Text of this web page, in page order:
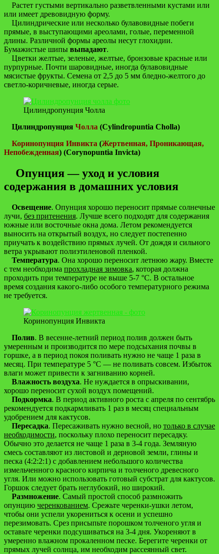
Растет густыми вертикально разветвленными кустами или
или имеет древовидную форму.
Цилиндрические или несколько булавовидные побеги
прямые, в выступающими ареолами, голые, переменной
длины. Различной формы ареолы несут глохидии.
Бумажистые шипы выпадают.
Цветки желтые, зеленые, желтые, бронзовые красные или
пурпурные. Почти шаровидные, иногда булавовидные
мясистые фрукты. Семена от 2,5 до 5 мм бледно-желтого до
светло-коричневые, иногда серые.
Цилиндропунция Чолла
Цилиндропунция Чолла (Cylindropuntia Cholla)
Коринопунция Инвикта (Жертвенная, Проникающая,
Непобежденная) (Corynopuntia Invicta)
Опунция — уход и условия
содержания в домашних условия
Освещение. Опунция хорошо переносит прямые солнечные
лучи, без притенения. Лучше всего подходят для содержания
южные или восточные окна дома. Летом рекомендуется
выносить на открытый воздух, но следует постепенно
приучать к воздействию прямых лучей. От дождя и сильного
ветра укрывают полиэтиленовой пленкой.
Температура. Она хорошо переносит летнюю жару. Вместе
с тем необходима прохладная зимовка, которая должна
проходить при температуре не выше 5-7 °C. В остальное
время создания какого-либо особого температурного режима
не требуется.
Коринопунция Инвикта
Полив. В весенне-летний период полив должен быть
умеренным и производится по мере подсыхания почвы в
горшке, а в период покоя поливать нужно не чаще 1 раза в
месяц. При температуре 5 °C — не поливать совсем. Избыток
влаги может привести к загниванию корней.
Влажность воздуха. Не нуждается в опрыскивании,
хорошо переносит сухой воздух помещений.
Подкормка. В период активного роста с апреля по сентябрь
рекомендуется подкармливать 1 раз в месяц специальным
удобрением для кактусов.
Пересадка. Пересаживать нужно весной, но только в случае
необходимости, поскольку плохо переносит пересадку.
Обычно это делается не чаще 1 раза в 3-4 года. Земляную
смесь составляют из листовой и дерновой земли, глины и
песка (4:2:2:1) с добавлением небольшого количества
измельченного красного кирпича и толченого древесного
угля. Или можно использовать готовый субстрат для кактусов.
Горшок следует брать неглубокий, но широкий.
Размножение. Самый простой способ размножить
опунцию черенкованием. Срежьте черенки-ушки летом,
чтобы они успели укорениться к осени и успешно
перезимовать. Срез присыпьте порошком толченого угля и
оставьте черенки подсушиваться на 3-4 дня. Укореняют в
умеренно влажном прокаленном песке. Берегите черенки от
прямых лучей солнца, им необходим рассеянный свет.